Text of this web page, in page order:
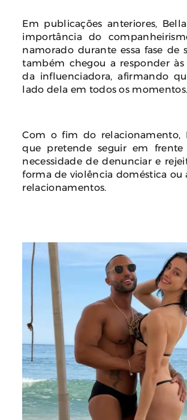
Em publicações anteriores,
importância do
namorado durante essa fase de
também chegou a responder às
da influenciadora, afirmando
lado dela em todos os momentos.
Com o fim do relacionamento,
que pretende seguir em frente
necessidade de denunciar e
forma de violência doméstica ou
relacionamentos.